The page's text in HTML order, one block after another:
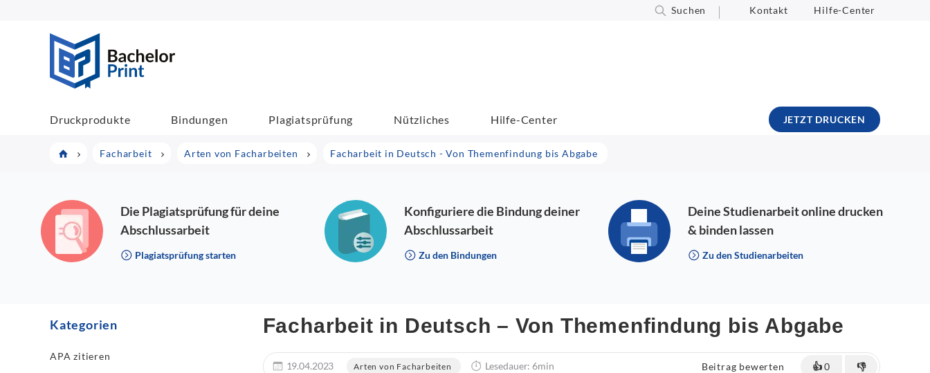
Suchen Kontakt Hilfe-Center
Druckprodukte Bindungen Plagiatsprüfung Nützliches Hilfe-Center JETZT DRUCKEN
Facharbeit Arten von Facharbeiten Facharbeit in Deutsch - Von Themenfindung bis Abgabe
Die Plagiatsprüfung für deine
Abschlussarbeit
Plagiatsprüfung starten
Konfiguriere die Bindung deiner
Abschlussarbeit
Zu den Bindungen
Deine Studienarbeit online drucken
& binden lassen
Zu den Studienarbeiten
Kategorien
APA zitieren
Facharbeit in Deutsch – Von Themenfindung bis Abgabe
19.04.2023 Arten von Facharbeiten Lesedauer: 6min Beitrag bewerten 👍0 👎